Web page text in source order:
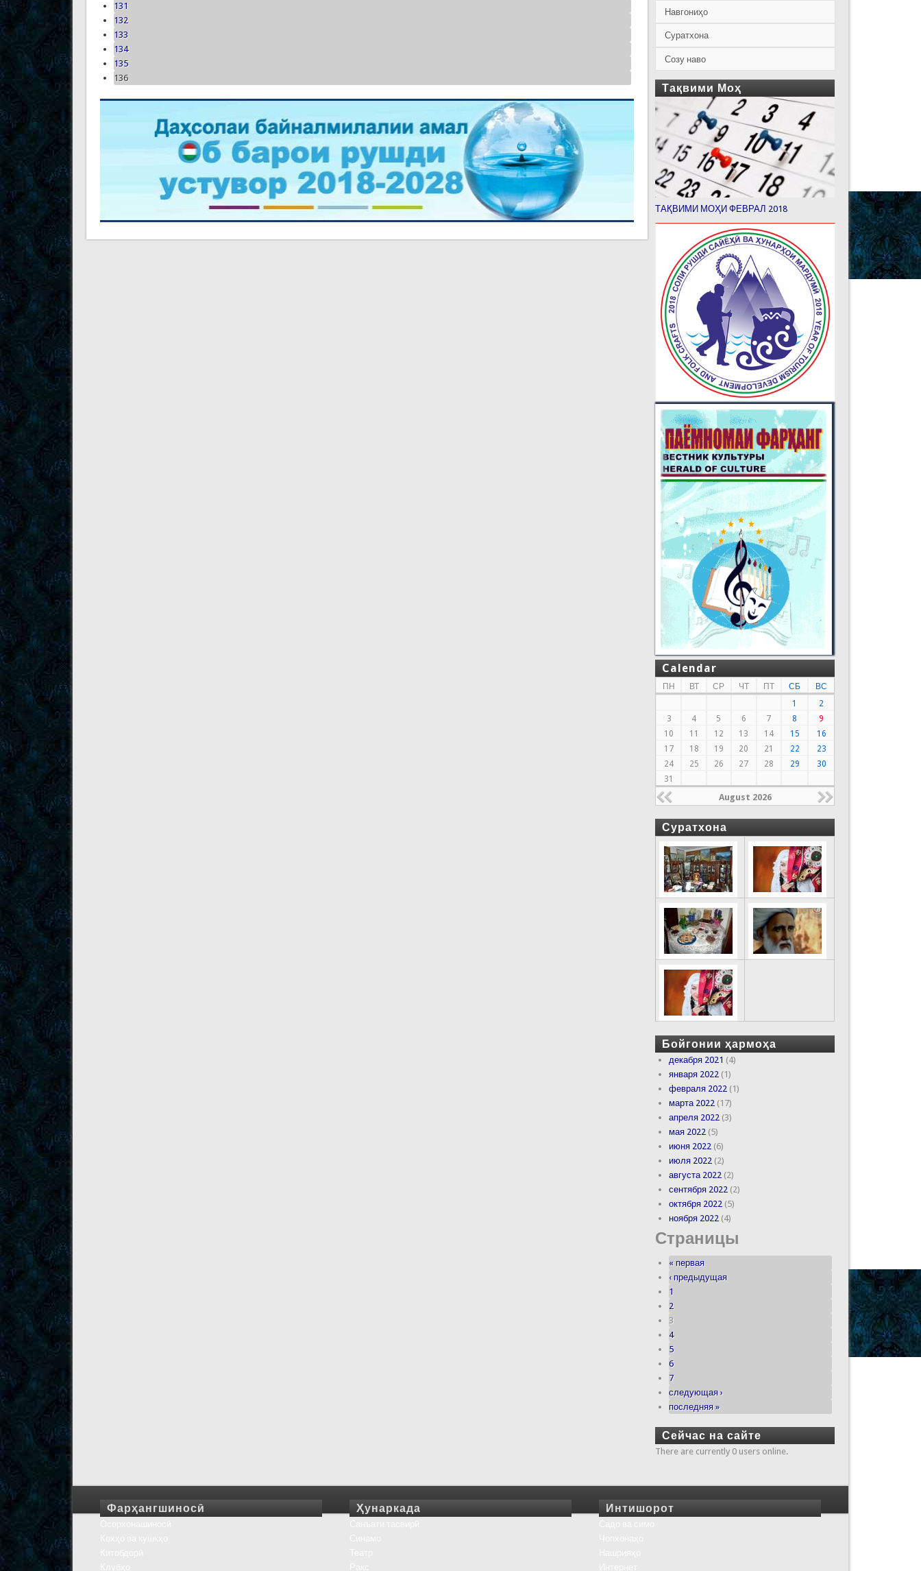
131
132
133
134
135
136
Навгониҳо
Суратхона
Созу наво
Тақвими Моҳ
ТАҚВИМИ МОҲИ ФЕВРАЛ 2018
Calendar
ПН ВТ СР ЧТ ПТ СБ
ВС
1
2
3
4 5 6 7 8
9
10
11 12 13 14 15
16
17
18 19 20 21 22
23
24
25 26 27 28 29
30
31
August 2026
Суратхона
Бойгонии ҳармоҳа
декабря 2021 (4)
января 2022 (1)
февраля 2022 (1)
марта 2022 (17)
апреля 2022 (3)
мая 2022 (5)
июня 2022 (6)
июля 2022 (2)
августа 2022 (2)
сентября 2022 (2)
октября 2022 (5)
ноября 2022 (4)
Страницы
« первая
‹ предыдущая
1
2
3
4
5
6
7
следующая ›
последняя »
Сейчас на сайте
There are currently 0 users online.
Фарҳангшиносӣ Ҳунаркада Интишорот